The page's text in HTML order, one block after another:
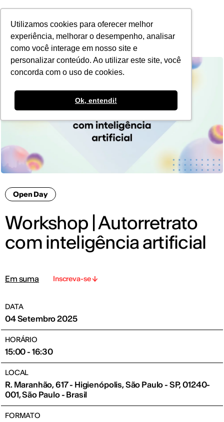
Utilizamos cookies para oferecer melhor
experiência, melhorar o desempenho, analisar
como você interage em nosso site e
personalizar conteúdo. Ao utilizar este site, você
concorda com o uso de cookies.
Ok, entendi!
POR
Open Day
Workshop | Autorretrato
com inteligência artificial
Em suma Inscreva-se
DATA
04 Setembro 2025
HORÁRIO
15:00 - 16:30
LOCAL
R. Maranhão, 617 - Higienópolis, São Paulo - SP, 01240-
001, São Paulo - Brasil
FORMATO